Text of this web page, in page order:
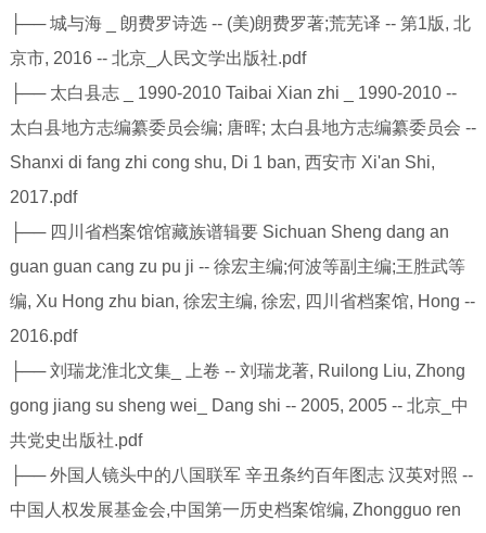
├── 城与海 _ 朗费罗诗选 -- (美)朗费罗著;荒芜译 -- 第1版, 北
京市, 2016 -- 北京_人民文学出版社.pdf
├── 太白县志 _ 1990-2010 Taibai Xian zhi _ 1990-2010 --
太白县地方志编纂委员会编; 唐晖; 太白县地方志编纂委员会 --
Shanxi di fang zhi cong shu, Di 1 ban, 西安市 Xi'an Shi,
2017.pdf
├── 四川省档案馆馆藏族谱辑要 Sichuan Sheng dang an
guan guan cang zu pu ji -- 徐宏主编;何波等副主编;王胜武等
编, Xu Hong zhu bian, 徐宏主编, 徐宏, 四川省档案馆, Hong --
2016.pdf
├── 刘瑞龙淮北文集_ 上卷 -- 刘瑞龙著, Ruilong Liu, Zhong
gong jiang su sheng wei_ Dang shi -- 2005, 2005 -- 北京_中
共党史出版社.pdf
├── 外国人镜头中的八国联军 辛丑条约百年图志 汉英对照 --
中国人权发展基金会,中国第一历史档案馆编, Zhongguo ren